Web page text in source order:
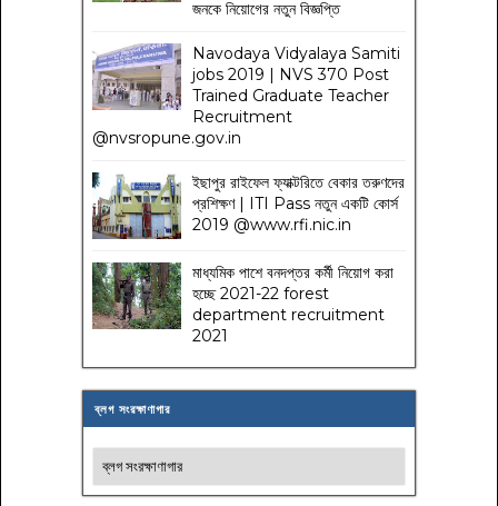
জনকে নিয়োগের নতুন বিজ্ঞপ্তি
Navodaya Vidyalaya Samiti
jobs 2019 | NVS 370 Post
Trained Graduate Teacher
Recruitment
@nvsropune.gov.in
ইছাপুর রাইফেল ফ্যাক্টরিতে বেকার তরুণদের
প্রশিক্ষণ | ITI Pass নতুন একটি কোর্স
2019 @www.rfi.nic.in
মাধ্যমিক পাশে বনদপ্তর কর্মী নিয়োগ করা
হচ্ছে 2021-22 forest
department recruitment
2021
ব্লগ সংরক্ষাণাগার